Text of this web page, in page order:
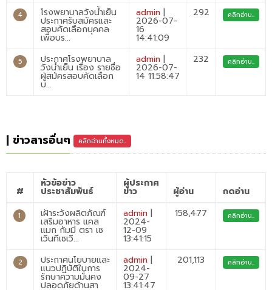
4 โรงพยาบาลวังน้ำเย็น
ประกาศรับสมัครและ
สอบคัดเลือกบุคคล
เพื่อบร...
admin|
2026-07-
16
14:41:09
292 คลิกอ่าน..
5 ประกาศโรงพยาบาล
วังน้ำเย็น เรื่อง รายชื่อ
ผู้สมัครสอบคัดเลือก
บ...
admin|
2026-07-
14 11:58:47
232 คลิกอ่าน..
| ข่าวสารอื่นๆ คลิกอ่านทั้งหมด..
#
หัวข้อข่าว
ประชาสัมพันธ์
ผู้ประกาศ
ข่าว ผู้อ่าน กดอ่าน
1 เฝ้าระวังผลิตภัณฑ์
เสริมอาหาร แคล
แมก กัมมี ตรา เซ
เวินทีเซเวิ...
admin|
2024-
12-09
13:41:15
158,477 คลิกอ่าน..
2 ประกาศนโยบายและ
แนวปฏิบัติในการ
รักษาความมั่นคง
ปลอดภัยด้านสา
admin|
2024-
09-27
13:41:47
201,113 คลิกอ่าน..